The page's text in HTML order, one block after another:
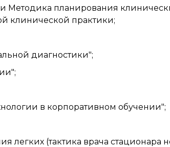
Методика планирования
клинической практики;
диагностики";
в корпоративном обучении";
легких (тактика врача